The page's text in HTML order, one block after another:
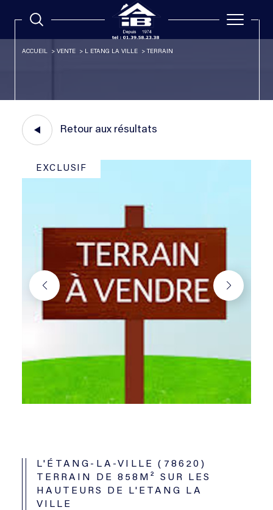
ACCUEIL VENTE L ETANG LA VILLE TERRAIN
Retour aux résultats
EXCLUSIF
L'ÉTANG-LA-VILLE (78620)
TERRAIN DE 858M² SUR LES
HAUTEURS DE L'ETANG LA
VILLE